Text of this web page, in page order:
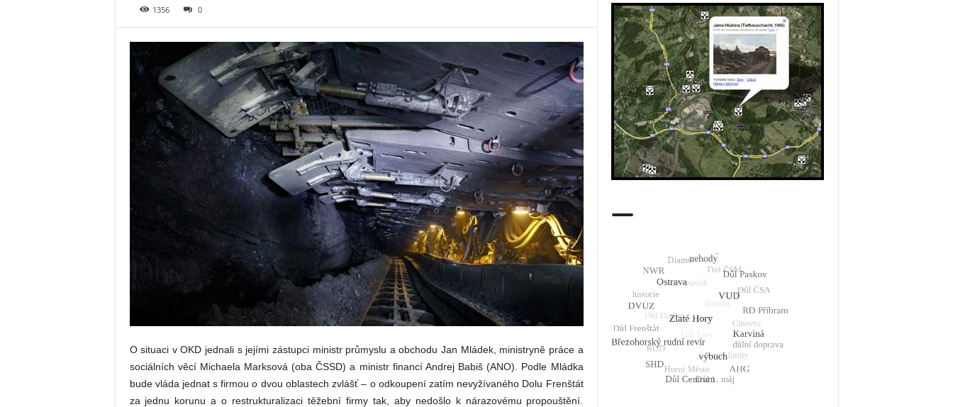
1356 0
O situaci v OKD jednali s jejími zástupci ministr průmyslu a obchodu Jan Mládek, ministryně práce a
sociálních věcí Michaela Marksová (oba ČSSD) a ministr financí Andrej Babiš (ANO). Podle Mládka
bude vláda jednat s firmou o dvou oblastech zvlášť – o odkoupení zatím nevyžívaného Dolu Frenštát
za jednu korunu a o restrukturalizaci těžební firmy tak, aby nedošlo k nárazovému propouštění.